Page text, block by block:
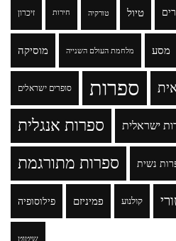
זיכרון חירות טורקיה טיול
מוסיקה מלחמת העולם השנייה מסע
סופרים ישראלים ספרות
ספרות אנגלית ישראלית
ספרות מתורגמת נשית
פילוסופיה פמיניזם קולנוע
שיטוט